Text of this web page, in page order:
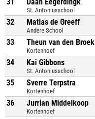
St. Antoniusschool
32 Matias de Greeff
Andere School
33 Theun van den Broek
Kortenhoef
34 Kai Gibbons
St. Antoniusschool
35 Sverre Terpstra
Kortenhoef
36 Jurrian Middelkoop
Kortenhoef